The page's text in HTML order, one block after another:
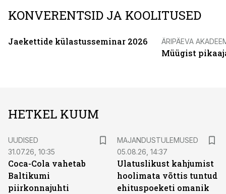
KONVERENTSID JA KOOLITUSED
Jaekettide külastusseminar 2026 ÄRIPÄEVA
Müügist
HETKEL KUUM
UUDISED
31.07.26, 10:35
Coca-Cola vahetab
Baltikumi
piirkonnajuhti
MAJANDUSTULEMUSED
05.08.26, 14:37
Ulatuslikust kahjumist
hoolimata võttis tuntud
ehituspoeketi omanik